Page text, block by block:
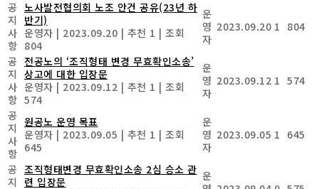
공
지
사
항
노사발전협의회 노조 안건 공유(23년 하
반기)
운영자 | 2023.09.20 | 추천 1 | 조회
804
운
영
자
2023.09.20 1 804
공
지
사
항
전공노의 ‘조직형태 변경 무효확인소송’
상고에 대한 입장문
운영자 | 2023.09.12 | 추천 1 | 조회
574
운
영
자
2023.09.12 1 574
공
지
사
항
원공노 운영 목표
운영자 | 2023.09.05 | 추천 1 | 조회
645
운
영
자
2023.09.05 1 645
공
지
조직형태변경 무효확인소송 2심 승소 관
련 입장문
운